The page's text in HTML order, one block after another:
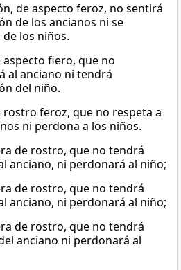
de aspecto feroz, no sentirá
de los ancianos ni se
los niños.
aspecto fiero, que no
al anciano ni tendrá
del niño.
rostro feroz, que no respeta a
ni perdona a los niños.
de rostro, que no tendrá
anciano, ni perdonará al niño;
de rostro, que no tendrá
anciano, ni perdonará al niño;
de rostro, que no tendrá
anciano ni perdonará al